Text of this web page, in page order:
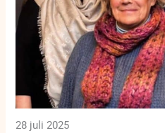
28 juli 2025